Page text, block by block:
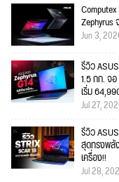
Zephyrus
Jun 3,
รีวิว
1.5 กก. จ
เริ่ม
Jul 27,
รีวิว
สุดทรงพลั
เครื่อง!!
Jul 28,